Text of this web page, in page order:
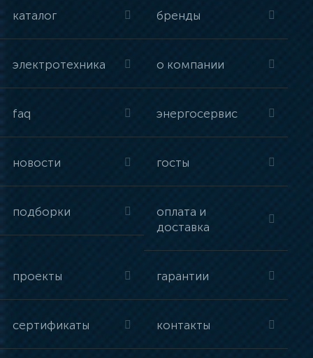
каталог бренды
электротехника о компании
faq энергосервис
новости госты
подборки
оплата и
доставка
проекты гарантии
сертификаты контакты